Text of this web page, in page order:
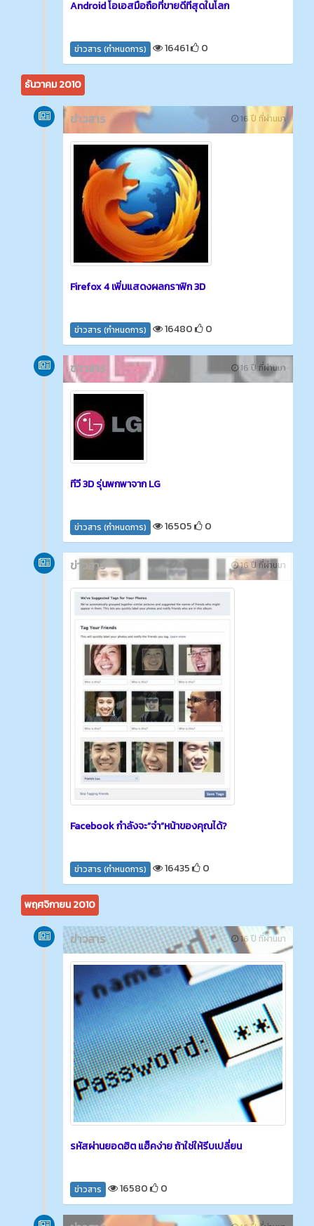
Android โอเอสมือถือที่ขายดีทีสุดในโลก
ข่าวสาร (กำหนดการ) 16461 0
ธันวาคม 2010
16 ปี ที่ผ่านมา
ข่าวสาร
Firefox 4 เพิ่มแสดงผลกราฟิก 3D
ข่าวสาร (กำหนดการ) 16480 0
16 ปี ที่ผ่านมา
ข่าวสาร
ทีวี 3D รุ่นพกพาจาก LG
ข่าวสาร (กำหนดการ) 16505 0
16 ปี ที่ผ่านมา
ข่าวสาร
Facebook กำลังจะ”จำ”หน้าของคุณได้?
ข่าวสาร (กำหนดการ) 16435 0
พฤศจิกายน 2010
16 ปี ที่ผ่านมา
ข่าวสาร
รหัสผ่านยอดฮิต แฮ็คง่าย ถ้าใช่ให้รีบเปลี่ยน
ข่าวสาร 16580 0